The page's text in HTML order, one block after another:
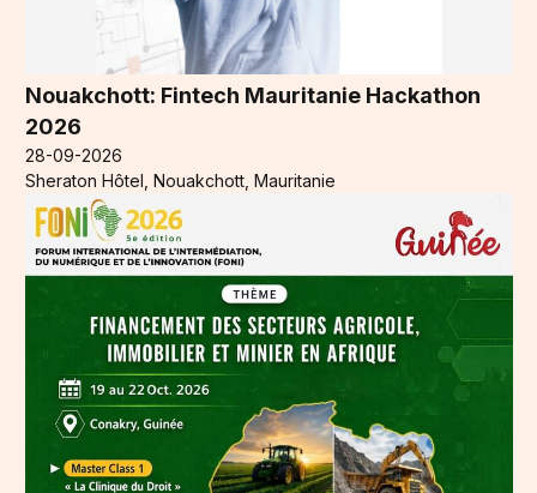
Nouakchott: Fintech Mauritanie Hackathon
2026
28-09-2026
Sheraton Hôtel, Nouakchott, Mauritanie